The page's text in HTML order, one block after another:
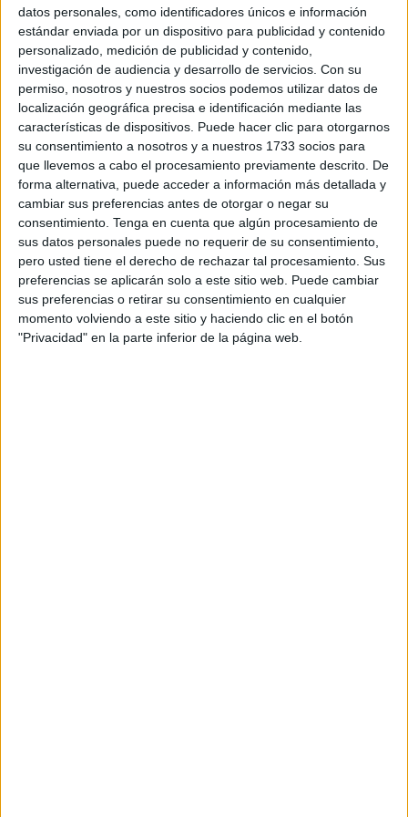
datos personales, como identificadores únicos e información
estándar enviada por un dispositivo para publicidad y contenido
personalizado, medición de publicidad y contenido,
investigación de audiencia y desarrollo de servicios. Con su
permiso, nosotros y nuestros socios podemos utilizar datos de
localización geográfica precisa e identificación mediante las
características de dispositivos. Puede hacer clic para otorgarnos
su consentimiento a nosotros y a nuestros 1733 socios para
que llevemos a cabo el procesamiento previamente descrito. De
forma alternativa, puede acceder a información más detallada y
cambiar sus preferencias antes de otorgar o negar su
consentimiento. Tenga en cuenta que algún procesamiento de
sus datos personales puede no requerir de su consentimiento,
pero usted tiene el derecho de rechazar tal procesamiento. Sus
preferencias se aplicarán solo a este sitio web. Puede cambiar
sus preferencias o retirar su consentimiento en cualquier
momento volviendo a este sitio y haciendo clic en el botón
"Privacidad" en la parte inferior de la página web.
de contenido sexual de por medio con unos quince
jóvenes “especiales”, como les denominaba, con entre 12
y 15 años, todos alumnos del centro educativo que
prescindió de sus servicios en enero y en el que llevaba
más de 30 años trabajando.
Según fuentes judiciales, ese tipo de relación se ha
alargado con algunos jóvenes ya adultos hasta el punto de
intercambiar dinero por imágenes de ellos desnudos o de
sexo explícito.
El informe de la Benemérita supera los 600
folios con 16 CD y un DVD
En sus conclusiones, el informe de la Benemérita relata
unas pautas de comportamiento parecidas en los tres años